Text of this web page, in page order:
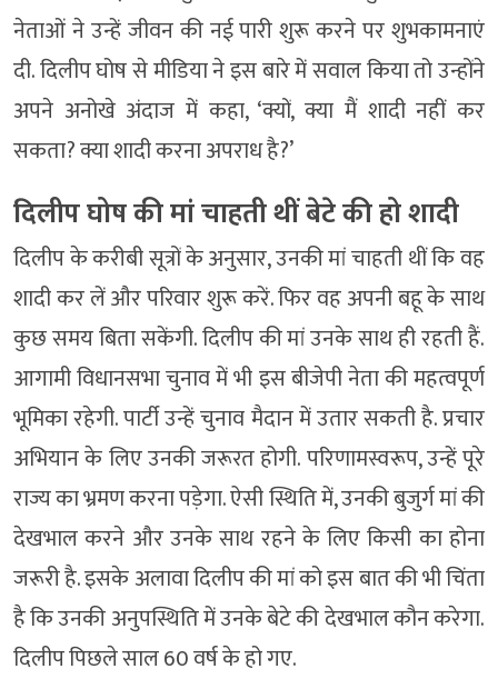
नेताओं ने उन्हें जीवन की नई पारी शुरू करने पर शुभकामनाएं
दी. दिलीप घोष से मीडिया ने इस बारे में सवाल किया तो उन्होंने
अपने अनोखे अंदाज में कहा, ‘क्यों, क्या मैं शादी नहीं कर
सकता? क्या शादी करना अपराध है?’
दिलीप घोष की ​मां चाहती थीं बेटे की हो शादी
दिलीप के करीबी सूत्रों के अनुसार, उनकी मां चाहती थीं कि वह
शादी कर लें और परिवार शुरू करें. फिर वह अपनी बहू के साथ
कुछ समय बिता सकेंगी. दिलीप की मां उनके साथ ही रहती हैं.
आगामी विधानसभा चुनाव में भी इस बीजेपी नेता की महत्वपूर्ण
भूमिका रहेगी. पार्टी उन्हें चुनाव मैदान में उतार सकती है. प्रचार
अभियान के लिए उनकी जरूरत होगी. परिणामस्वरूप, उन्हें पूरे
राज्य का भ्रमण करना पड़ेगा. ऐसी स्थिति में, उनकी बुजुर्ग मां की
देखभाल करने और उनके साथ रहने के लिए किसी का होना
जरूरी है. इसके अलावा दिलीप की मां को इस बात की भी चिंता
है कि उनकी अनुपस्थिति में उनके बेटे की देखभाल कौन करेगा.
दिलीप पिछले साल 60 वर्ष के हो गए.